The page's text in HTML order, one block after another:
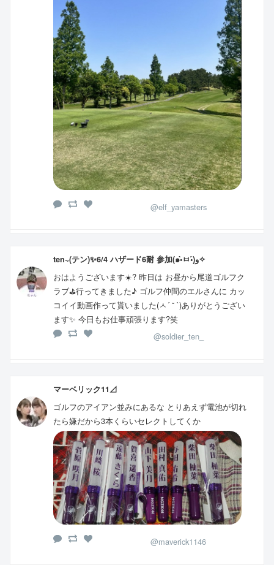
@elf_yamasters
ten~(テン)✨6/4 ハザード6耐 参加(๑•̀ㅂ•́)و✧
おはようございます☀️? 昨日は お昼から尾道ゴルフク
ラブ⛳️行ってきました♪ ゴルフ仲間のエルさんに カッ
コイイ動画作って貰いました(ㅅ´ ˘ `)ありがとうござい
ます✨ 今日もお仕事頑張ります?笑
@soldier_ten_
マーベリック11⊿
ゴルフのアイアン並みにあるな とりあえず電池が切れ
たら嫌だから3本くらいセレクトしてくか
@maverick1146